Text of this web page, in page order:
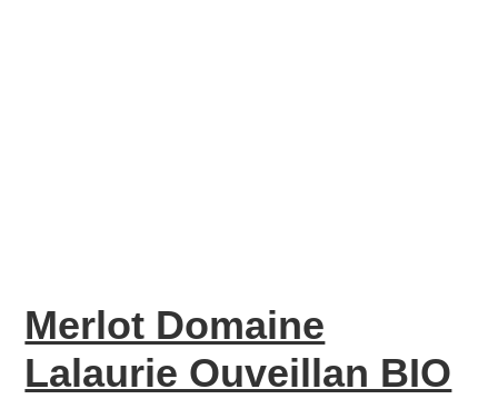
Merlot Domaine
Lalaurie Ouveillan BIO